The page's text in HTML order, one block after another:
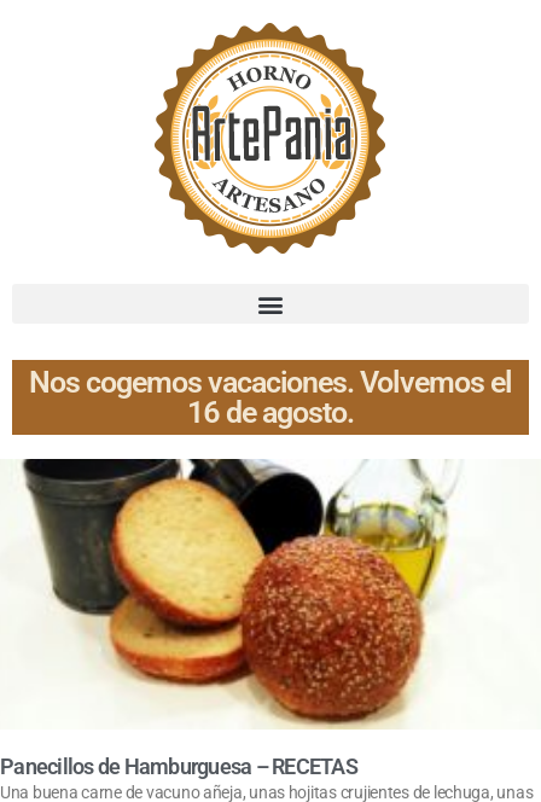
Nos cogemos vacaciones. Volvemos el
16 de agosto.
Panecillos de Hamburguesa – RECETAS
Una buena carne de vacuno añeja, unas hojitas crujientes de lechuga, unas